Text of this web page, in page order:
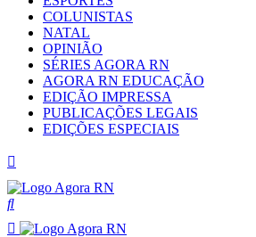
COLUNISTAS
NATAL
OPINIÃO
SÉRIES AGORA RN
AGORA RN EDUCAÇÃO
EDIÇÃO IMPRESSA
PUBLICAÇÕES LEGAIS
EDIÇÕES ESPECIAIS